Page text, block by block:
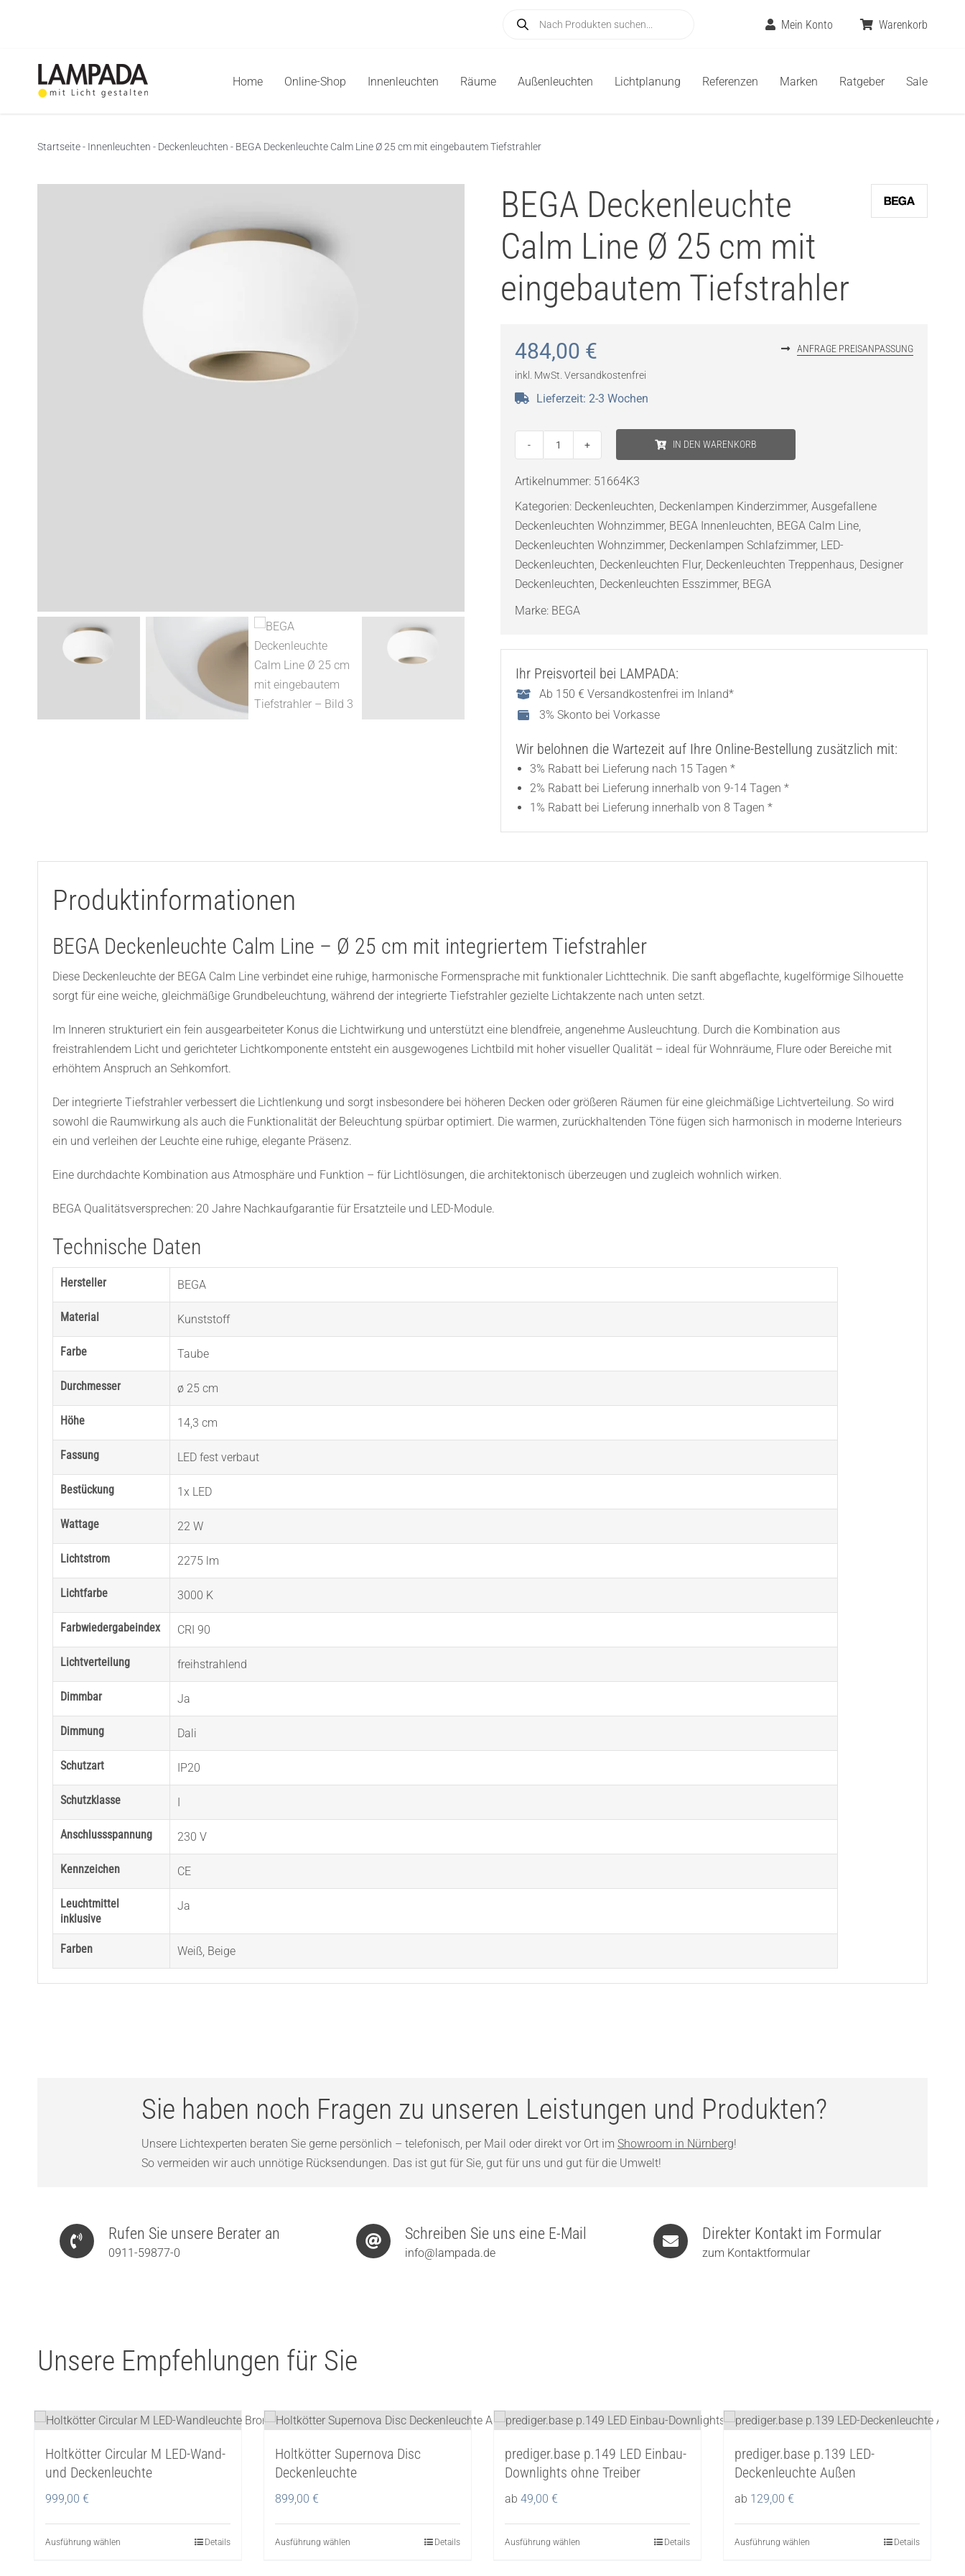
search
Mein Konto Warenkorb
Home Online-Shop Innenleuchten Räume Außenleuchten Lichtplanung Referenzen Marken Ratgeber Sale
Startseite- Innenleuchten - Deckenleuchten - BEGA Deckenleuchte Calm Line Ø 25 cm mit eingebautem Tiefstrahler
BEGA Deckenleuchte
Calm Line Ø 25 cm mit
eingebautem Tiefstrahler
484,00 €
inkl. MwSt. Versandkostenfrei
ANFRAGE PREISANPASSUNG
Lieferzeit: 2-3 Wochen
Line
Ø
25
cm
mit
eingebautem
Menge
IN DEN WARENKORB
Artikelnummer: 51664K3
Kategorien: Deckenleuchten, Deckenlampen Kinderzimmer, Ausgefallene
Deckenleuchten Wohnzimmer, BEGA Innenleuchten, BEGA Calm Line,
Deckenleuchten Wohnzimmer, Deckenlampen Schlafzimmer, LED-
Deckenleuchten, Deckenleuchten Flur, Deckenleuchten Treppenhaus, Designer
Deckenleuchten, Deckenleuchten Esszimmer, BEGA
Marke: BEGA
Ihr Preisvorteil bei LAMPADA:
Ab 150 € Versandkostenfrei im Inland*
3% Skonto bei Vorkasse
Wir belohnen die Wartezeit auf Ihre Online-Bestellung zusätzlich mit:
3% Rabatt bei Lieferung nach 15 Tagen *
2% Rabatt bei Lieferung innerhalb von 9-14 Tagen *
1% Rabatt bei Lieferung innerhalb von 8 Tagen *
Produktinformationen
BEGA Deckenleuchte Calm Line – Ø 25 cm mit integriertem Tiefstrahler
Diese Deckenleuchte der BEGA Calm Line verbindet eine ruhige, harmonische Formensprache mit funktionaler Lichttechnik. Die sanft abgeflachte, kugelförmige Silhouette
sorgt für eine weiche, gleichmäßige Grundbeleuchtung, während der integrierte Tiefstrahler gezielte Lichtakzente nach unten setzt.
Im Inneren strukturiert ein fein ausgearbeiteter Konus die Lichtwirkung und unterstützt eine blendfreie, angenehme Ausleuchtung. Durch die Kombination aus
freistrahlendem Licht und gerichteter Lichtkomponente entsteht ein ausgewogenes Lichtbild mit hoher visueller Qualität – ideal für Wohnräume, Flure oder Bereiche mit
erhöhtem Anspruch an Sehkomfort.
Der integrierte Tiefstrahler verbessert die Lichtlenkung und sorgt insbesondere bei höheren Decken oder größeren Räumen für eine gleichmäßige Lichtverteilung. So wird
sowohl die Raumwirkung als auch die Funktionalität der Beleuchtung spürbar optimiert. Die warmen, zurückhaltenden Töne fügen sich harmonisch in moderne Interieurs
ein und verleihen der Leuchte eine ruhige, elegante Präsenz.
Eine durchdachte Kombination aus Atmosphäre und Funktion – für Lichtlösungen, die architektonisch überzeugen und zugleich wohnlich wirken.
BEGA Qualitätsversprechen: 20 Jahre Nachkaufgarantie für Ersatzteile und LED-Module.
Technische Daten
Hersteller BEGA
Material Kunststoff
Farbe Taube
Durchmesser ø 25 cm
Höhe 14,3 cm
Fassung LED fest verbaut
Bestückung 1x LED
Wattage 22 W
Lichtstrom 2275 lm
Lichtfarbe 3000 K
Farbwiedergabeindex CRI 90
Lichtverteilung freihstrahlend
Dimmbar Ja
Dimmung Dali
Schutzart IP20
Schutzklasse
Anschlussspannung 230 V
Kennzeichen CE
Leuchtmittel
inklusive
Ja
Farben Weiß, Beige
Sie haben noch Fragen zu unseren Leistungen und Produkten?
Unsere Lichtexperten beraten Sie gerne persönlich – telefonisch, per Mail oder direkt vor Ort im Showroom in Nürnberg!
So vermeiden wir auch unnötige Rücksendungen. Das ist gut für Sie, gut für uns und gut für die Umwelt!
Rufen Sie unsere Berater an
0911-59877-0
Schreiben Sie uns eine E-Mail
info@lampada.de
Direkter Kontakt im Formular
zum Kontaktformular
Unsere Empfehlungen für Sie
Holtkötter Circular M LED-Wand-
und Deckenleuchte
999,00 €
Ausführung wählenDieses
Details
Holtkötter Supernova Disc
Deckenleuchte
899,00 €
Ausführung wählenDieses
Details
prediger.base p.149 LED Einbau-
Downlights ohne Treiber
ab 49,00 €
Ausführung wählenDieses
Details
prediger.base p.139 LED-
Deckenleuchte Außen
ab 129,00 €
Ausführung wählen Details